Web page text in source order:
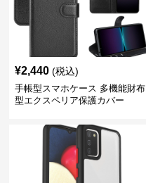
¥2,440 (税込)
手帳型スマホケース 多機能財布
型エクスペリア保護カバー